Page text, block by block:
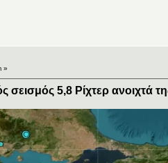
»
σεισμός 5,8 Ρίχτερ ανοιχτά